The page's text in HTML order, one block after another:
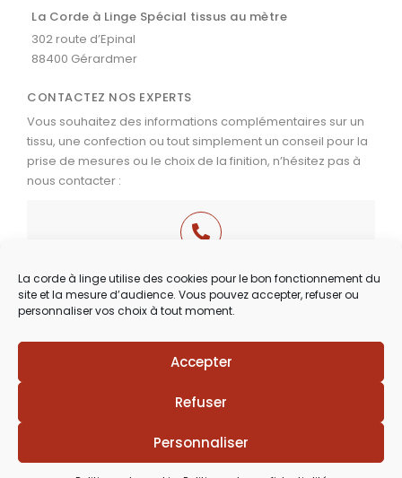
La corde à linge utilise des cookies pour le bon fonctionnement du
site et la mesure d’audience. Vous pouvez accepter, refuser ou
personnaliser vos choix à tout moment.
Accepter
Refuser
Personnaliser
La Corde à Linge Spécial tissus au mètre
302 route d’Epinal
88400 Gérardmer
CONTACTEZ NOS EXPERTS
Vous souhaitez des informations complémentaires sur un
tissu, une confection ou tout simplement un conseil pour la
prise de mesures ou le choix de la finition, n’hésitez pas à
nous contacter :
03 29 60 49 17
Du Mardi au Samedi